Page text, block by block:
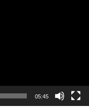
05:45